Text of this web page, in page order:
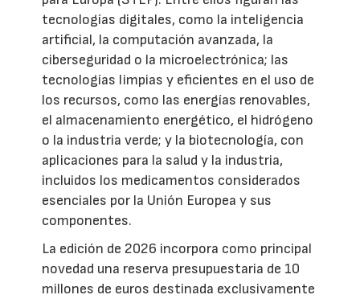
tecnologías digitales, como la inteligencia
artificial, la computación avanzada, la
ciberseguridad o la microelectrónica; las
tecnologías limpias y eficientes en el uso de
los recursos, como las energías renovables,
el almacenamiento energético, el hidrógeno
o la industria verde; y la biotecnología, con
aplicaciones para la salud y la industria,
incluidos los medicamentos considerados
esenciales por la Unión Europea y sus
componentes.
La edición de 2026 incorpora como principal
novedad una reserva presupuestaria de 10
millones de euros destinada exclusivamente